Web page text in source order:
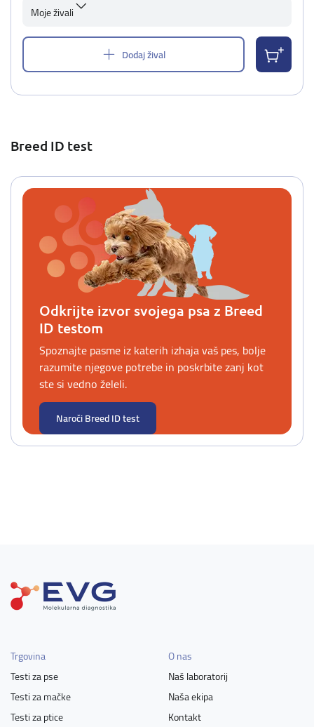
Moje živali
Dodaj žival
Breed ID test
Odkrijte izvor svojega psa z Breed
ID testom
Spoznajte pasme iz katerih izhaja vaš pes, bolje
razumite njegove potrebe in poskrbite zanj kot
ste si vedno želeli.
Naroči Breed ID test
Trgovina
Testi za pse
Testi za mačke
Testi za ptice
O nas
Naš laboratorij
Naša ekipa
Kontakt